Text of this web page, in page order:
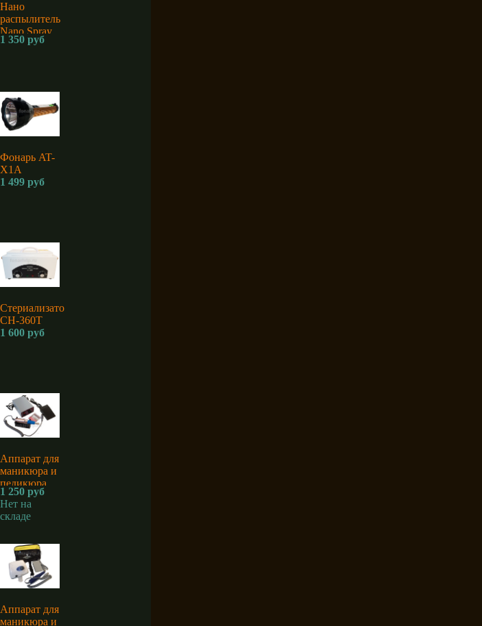
Нано
распылитель
Nano Spray
Machine K5
1 350 руб
Фонарь AT-
X1A
1 499 руб
Стериализатор
CH-360T
1 600 руб
Аппарат для
маникюра и
педикюра
Sina MM-
2500
1 250 руб
Нет на
складе
Аппарат для
маникюра и